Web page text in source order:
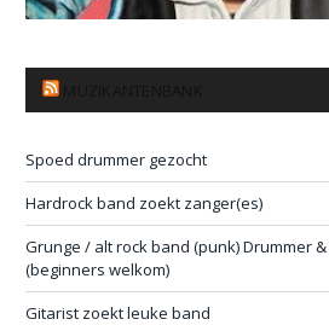
Spoed drummer gezocht
Hardrock band zoekt zanger(es)
Grunge / alt rock band (punk) Drummer
(beginners welkom)
Gitarist zoekt leuke band